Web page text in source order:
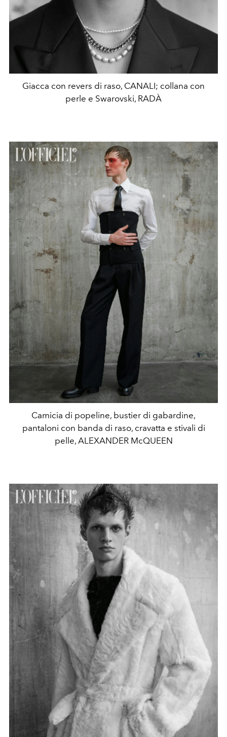
Giacca con revers di raso, CANALI; collana con
perle e Swarovski, RADÀ
Camicia di popeline, bustier di gabardine,
pantaloni con banda di raso, cravatta e stivali di
pelle, ALEXANDER McQUEEN